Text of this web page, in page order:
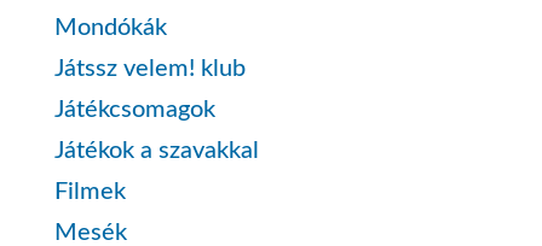
Mondókák
Játssz velem! klub
Játékcsomagok
Játékok a szavakkal
Filmek
Mesék